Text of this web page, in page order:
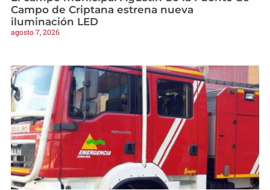
Campo de Criptana estrena nueva
iluminación LED
agosto 7, 2026